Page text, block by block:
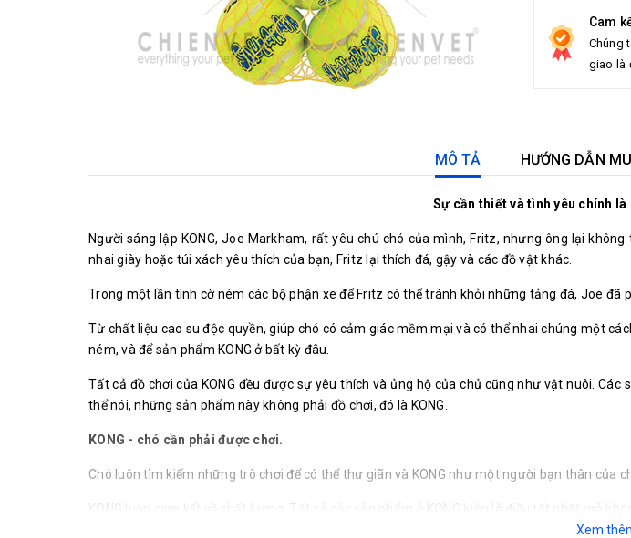
Cam
Chúng
giao là
MÔ TẢ HƯỚNG DẪN
Sự cần thiết và tình yêu chính là
Người sáng lập KONG, Joe Markham, rất yêu chú chó của mình, Fritz, nhưng ông lại
nhai giày hoặc túi xách yêu thích của bạn, Fritz lại thích đá, gậy và các đồ vật khác.
Trong một lần tình cờ ném các bộ phận xe để Fritz có thể tránh khỏi những tảng đá, Joe đã
Từ chất liệu cao su độc quyền, giúp chó có cảm giác mềm mại và có thể nhai chúng một
ném, và để sản phẩm KONG ở bất kỳ đâu.
Tất cả đồ chơi của KONG đều được sự yêu thích và ủng hộ của chủ cũng như vật nuôi.
thể nói, những sản phẩm này không phải đồ chơi, đó là KONG.
KONG - chó cần phải được chơi.
Chó luôn tìm kiếm những trò chơi để có thể thư giãn và KONG như một người bạn thân của
KONG luôn cam kết về chất lượng. Tất cả các sản phẩm ở KONG luôn là điều tốt nhất mà
Xem